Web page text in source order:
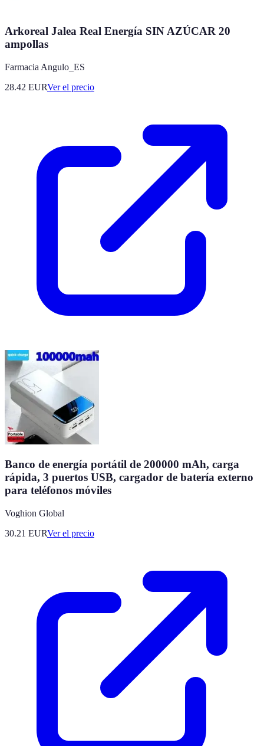
Arkoreal Jalea Real Energía SIN AZÚCAR 20
ampollas
Farmacia Angulo_ES
28.42 EURVer el precio
Banco de energía portátil de 200000 mAh, carga
rápida, 3 puertos USB, cargador de batería externo
para teléfonos móviles
Voghion Global
30.21 EURVer el precio